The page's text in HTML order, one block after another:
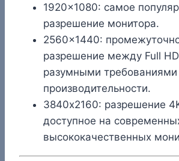
1920×1080: самое
разрешение монитора.
2560×1440:
разрешение между Full
разумными требованиями
производительности.
3840х2160: разрешение
доступное на
высококачественных